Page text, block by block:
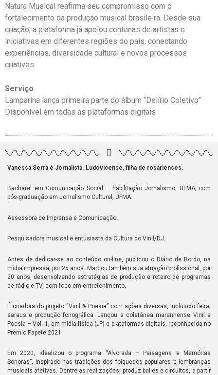
Natura Musical reafirma seu compromisso com o
fortalecimento da produção musical brasileira. Desde sua
criação, a plataforma já apoiou centenas de artistas e
iniciativas em diferentes regiões do país, conectando
experiências, diversidade cultural e novos processos
criativos.
Serviço
Lamparina lança primeira parte do álbum “Delírio Coletivo”
Disponível em todas as plataformas digitais
Vanessa Serra é Jornalista. Ludovicense, filha de rosarienses.
Bacharel em Comunicação Social – habilitação Jornalismo, UFMA; com
pós-graduação em Jornalismo Cultural, UFMA.
Assessora de Imprensa e Comunicação.
Pesquisadora musical e entusiasta da Cultura do Vinil/DJ.
Antes de dedicar-se ao conteúdo on-line, publicou o Diário de Bordo, na
mídia impressa, por 25 anos. Marcou também sua atuação profissional, por
20 anos, desenvolvendo estratégias de produção e roteiro de programas
de rádio e TV, com foco em entretenimento.
É criadora do projeto “Vinil & Poesia” com ações diversas, incluindo feira,
saraus e produção fonográfica. Lançou a coletânea maranhense Vinil e
Poesia – Vol. 1, em mídia física (LP) e plataformas digitais, reconhecida no
Prêmio Papete 2021.
Em 2020, idealizou o programa “Alvorada – Paisagens e Memórias
Sonoras”, inspirado nas tradições dos folguedos populares e lembranças
musicais afetivas. Dentre as realizações, produz bailes e circuitos, a partir